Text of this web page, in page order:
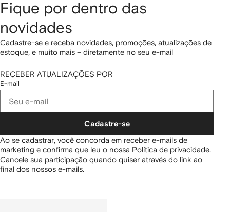
Fique por dentro das
novidades
Cadastre-se e receba novidades, promoções, atualizações de
estoque, e muito mais – diretamente no seu e-mail
RECEBER ATUALIZAÇÕES POR
E-mail
Cadastre-se
Ao se cadastrar, você concorda em receber e-mails de
marketing e confirma que leu o nossa Política de privacidade.
Cancele sua participação quando quiser através do link ao
final dos nossos e-mails.